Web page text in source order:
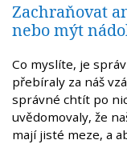
Zachraňovat
nebo mýt
Co myslíte, je
přebíraly za náš
správné chtít po
uvědomovaly, že
mají jisté meze, a